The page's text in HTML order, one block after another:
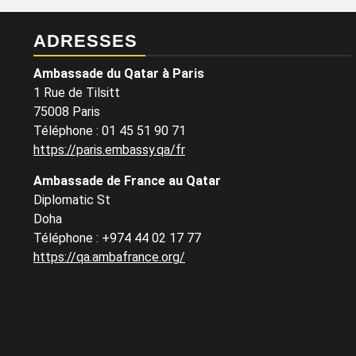
ADRESSES
Ambassade du Qatar à Paris
1 Rue de Tilsitt
75008 Paris
Téléphone : 01 45 51 90 71
https://paris.embassy.qa/fr
Ambassade de France au Qatar
Diplomatic St
Doha
Téléphone : +974 44 02 17 77
https://qa.ambafrance.org/